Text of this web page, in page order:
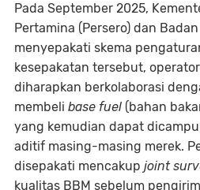
Pada September 2025,
Pertamina (Persero) dan
menyepakati skema
kesepakatan tersebut,
diharapkan berkolaborasi
membeli base fuel (bahan
yang kemudian dapat
aditif masing-masing merek.
disepakati mencakup joint
kualitas BBM sebelum